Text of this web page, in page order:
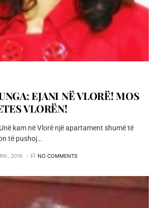
EJANI NË VLORË! MOS
VLORËN!
kam në Vlorë një apartament shumë të
të pushoj…
2016 NO COMMENTS